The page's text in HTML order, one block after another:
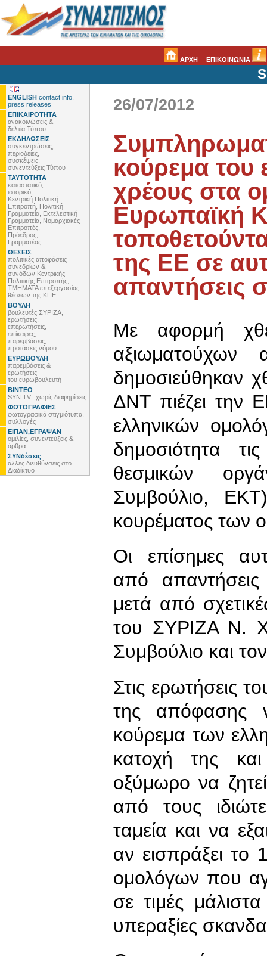
ΑΡΧΗ ΕΠΙΚΟΙΝΩΝΙΑ
ENGLISH contact info,
press releases
ΕΠΙΚΑΙΡΟΤΗΤΑ
ανακοινώσεις &
δελτία Τύπου
ΕΚΔΗΛΩΣΕΙΣ
συγκεντρώσεις,
περιοδείες,
συσκέψεις,
συνεντεύξεις Τύπου
ΤΑΥΤΟΤΗΤΑ
καταστατικό,
ιστορικό,
Κεντρική Πολιτική
Επιτροπή, Πολιτική
Γραμματεία, Εκτελεστική
Γραμματεία, Νομαρχιακές
Επιτροπές,
Πρόεδρος,
Γραμματέας
ΘΕΣΕΙΣ
πολιτικές αποφάσεις
συνεδρίων &
συνόδων Κεντρικής
Πολιτικής Επιτροπής,
ΤΜΗΜΑΤΑ επεξεργασίας
θέσεων της ΚΠΕ
ΒΟΥΛΗ
βουλευτές ΣΥΡΙΖΑ,
ερωτήσεις,
επερωτήσεις,
επίκαιρες,
παρεμβάσεις,
προτάσεις νόμου
ΕΥΡΩΒΟΥΛΗ
παρεμβάσεις &
ερωτήσεις
του ευρωβουλευτή
ΒΙΝΤΕΟ
SYN TV.. χωρίς διαφημίσεις
ΦΩΤΟΓΡΑΦΙΕΣ
φωτογραφικά στιγμιότυπα,
συλλογές
ΕΙΠΑΝ,ΕΓΡΑΨΑΝ
ομιλίες, συνεντεύξεις &
άρθρα
ΣΥΝδέσεις
άλλες διευθύνσεις στο
Διαδίκτυο
26/07/2012
κούρεμα του
χρέους στα
Ευρωπαϊκή
της ΕΕ σε
απαντήσεις
Με αφορμή
αξιωματούχων
δημοσιεύθηκαν
ΔΝΤ πιέζει την
ελληνικών
δημοσιότητα
θεσμικών
Συμβούλιο,
κουρέματος των
Οι επίσημες
από
μετά από
του ΣΥΡΙΖΑ Ν.
Συμβούλιο και
Στις ερωτήσεις
της απόφασης
κούρεμα των
κατοχή της και
οξύμωρο να
από τους
ταμεία και να
αν εισπράξει το
ομολόγων που
σε τιμές
υπεραξίες